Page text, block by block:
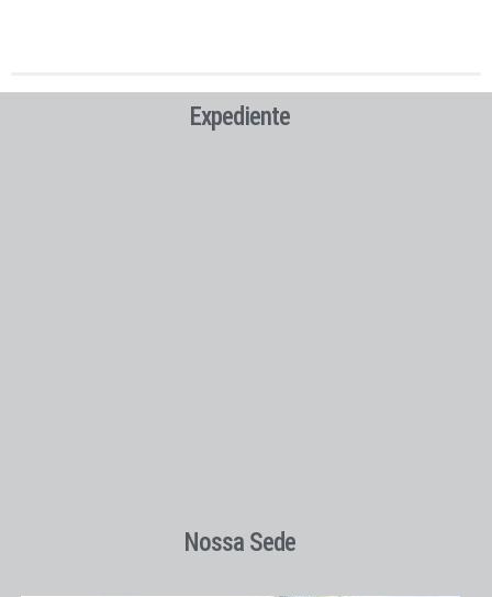
Expediente
Nossa Sede